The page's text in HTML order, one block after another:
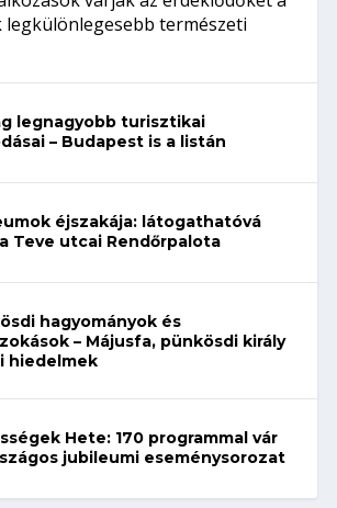
legkülönlegesebb természeti
legnagyobb turisztikai
– Budapest is a listán
éjszakája: látogathatóvá
Teve utcai Rendőrpalota
hagyományok és
– Májusfa, pünkösdi király
hiedelmek
Hete: 170 programmal vár
jubileumi eseménysorozat